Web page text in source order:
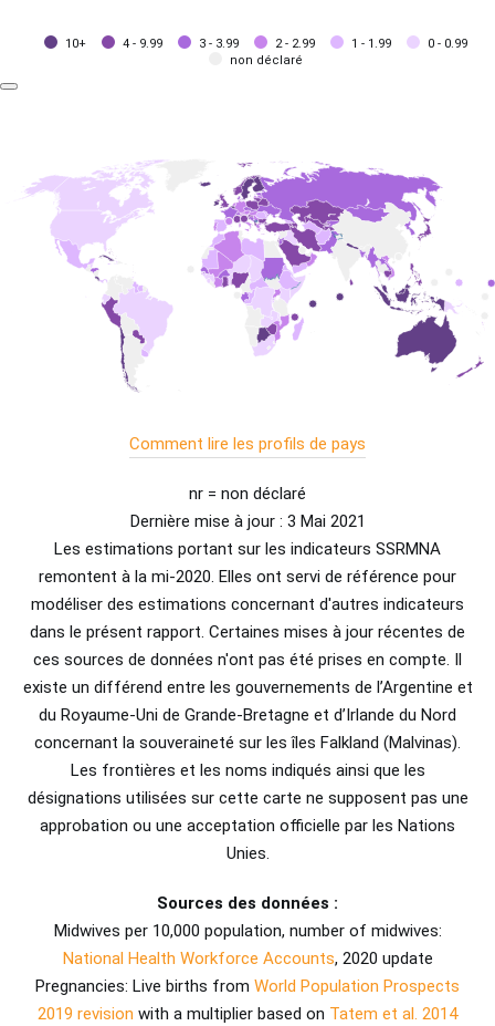
10+ 4 - 9.99 3 - 3.99 2 - 2.99 1 - 1.99
0 - 0.99
non déclaré
Comment lire les profils de pays
nr = non déclaré
Dernière mise à jour : 3 Mai 2021
Les estimations portant sur les indicateurs SSRMNA
remontent à la mi-2020. Elles ont servi de référence pour
modéliser des estimations concernant d'autres indicateurs
dans le présent rapport. Certaines mises à jour récentes de
ces sources de données n'ont pas été prises en compte. Il
existe un différend entre les gouvernements de l’Argentine et
du Royaume-Uni de Grande-Bretagne et d’Irlande du Nord
concernant la souveraineté sur les îles Falkland (Malvinas).
Les frontières et les noms indiqués ainsi que les
désignations utilisées sur cette carte ne supposent pas une
approbation ou une acceptation officielle par les Nations
Unies.
Sources des données :
Midwives per 10,000 population, number of midwives:
National Health Workforce Accounts, 2020 update
Pregnancies: Live births from World Population Prospects
2019 revision with a multiplier based on Tatem et al. 2014